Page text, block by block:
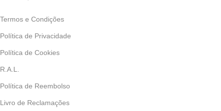
Termos e Condições
Política de Privacidade
Política de Cookies
R.A.L.
Política de Reembolso
Livro de Reclamações